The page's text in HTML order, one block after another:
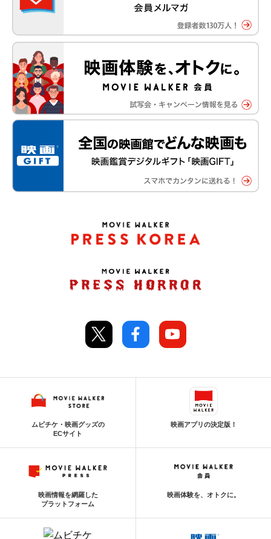
ムビチケ・映画グッズの
ECサイト
映画アプリの決定版！
映画情報を網羅した
プラットフォーム
映画体験を、オトクに。